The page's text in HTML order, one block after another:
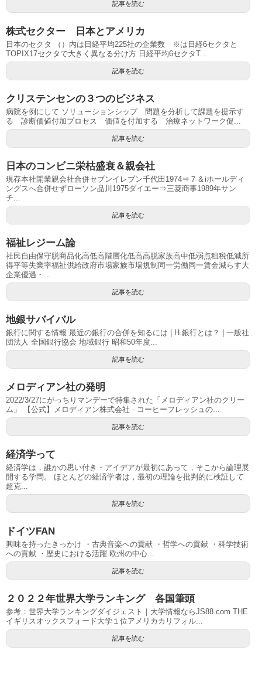
記事を読む
株式セクター 日本とアメリカ
日本のセクタ （）内は日経平均225社の企業数 ※は日経6セクタと
TOPIX17セクタで大きく異なる分け方 日経平均6セクタT...
記事を読む
クリステンセンの３つのビジネス
病院を例にして ソリューションシップ 問題を分析して課題を提示す
る 診断価値付加プロセス 価値を付加する 治療ネットワーク促...
記事を読む
日本のコンビニ栄枯盛衰＆親会社
現存本社開業親会社合併セブンイレブン千代田1974⇒７＆iホールディ
ングスへ合併せずローソン品川1975ダイエー⇒三菱商事1989年サン
チ...
記事を読む
福祉レジーム論
社民自由保守脱商品化高低高階層化低高高脱家族高中低弱点租税低減所
得平等失業率福祉供給政府市場家族市場規制同一労働同一賃金減らす大
企業優遇・...
記事を読む
地銀サバイバル
銀行に関する情報 最近の銀行の合併を知るには | H.銀行とは？ | 一般社
団法人 全国銀行協会 地域銀行 昭和50年度...
記事を読む
メロディアン社の発明
2022/3/27にがっちりマンデーで特集された「メロディアン社のクリー
ム」 【公式】メロディアン株式会社 - コーヒーフレッシュの...
記事を読む
経済学って
経済学は，誰かの思い付き・アイデアが最初にあって，そこから論理展
開する学問。 ほとんどの経済学者は，最初の理論を批判的に検証して
超克...
記事を読む
ドイツFAN
興味を持ったきっかけ ・古典音楽への貢献 ・哲学への貢献 ・科学技術
への貢献 ・歴史における活躍 欧州の中心...
記事を読む
２０２２年世界大学ランキング 各国筆頭
参考：世界大学ランキングダイジェスト｜大学情報ならJS88.com THE
イギリスオックスフォード大学１位アメリカカリフォル...
記事を読む